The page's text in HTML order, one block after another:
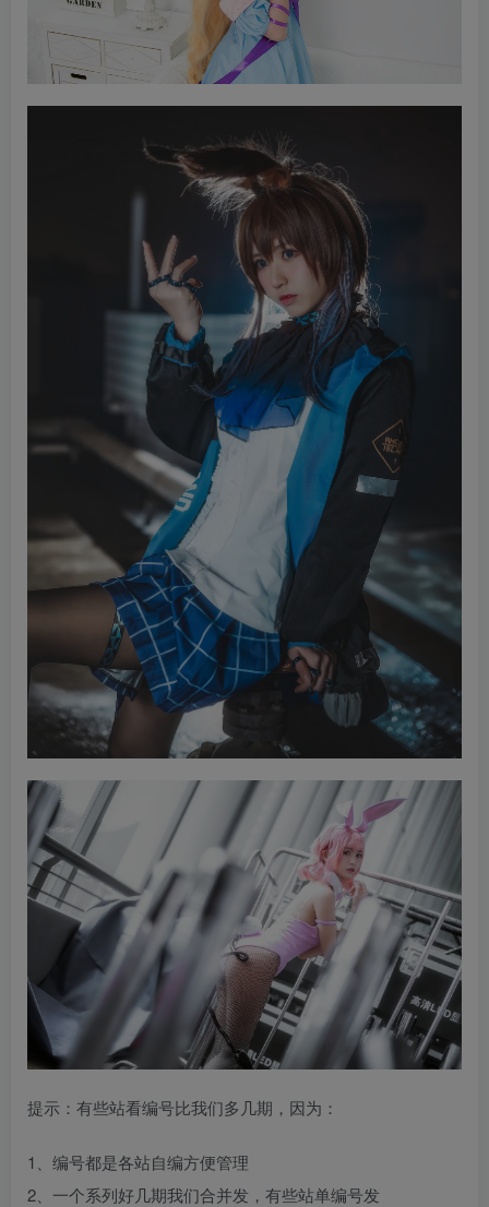
提示：有些站看编号比我们多几期，因为：
1、编号都是各站自编方便管理
2、一个系列好几期我们合并发，有些站单编号发